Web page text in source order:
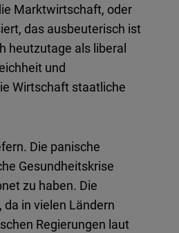
Marktwirtschaft, oder
das ausbeuterisch ist
heutzutage als liberal
und
Wirtschaft staatliche
Die panische
Gesundheitskrise
zu haben. Die
in vielen Ländern
Regierungen laut
Podigee
Embed
D.Vinci
Embed